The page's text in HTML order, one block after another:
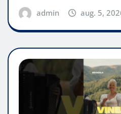
admin aug. 5,